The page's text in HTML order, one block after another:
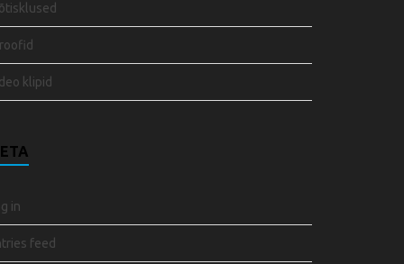
klipid
in
feed